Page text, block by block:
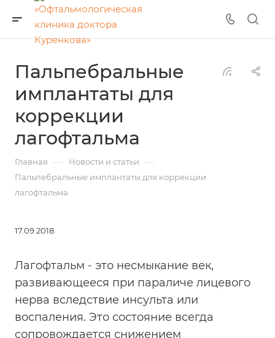
Пальпебральные
имплантаты для
коррекции
лагофтальма
Главная — Новости и статьи —
Пальпебральные имплантаты для коррекции
лагофтальма
17.09.2018
Лагофтальм - это несмыкание век,
развивающееся при параличе лицевого
нерва вследствие инсульта или
воспаления. Это состояние всегда
сопровождается снижением